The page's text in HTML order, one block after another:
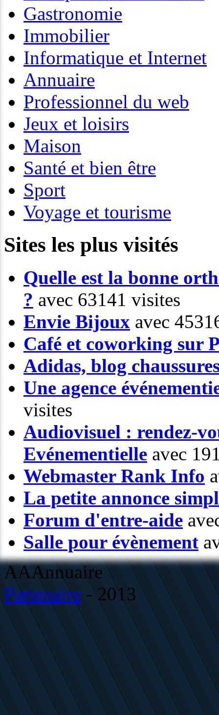
Gastronomie
Immobilier
Informatique et Internet
Annuaire
Professionnel du web
Jeux et loisirs
Maison
Santé et bien être
Sport
Voyage et tourisme
Sites les plus visités
Quelle est la bonne
? avec 63141 visites
Envie Bijoux avec
Café et coworking sur
Adidas, blog
Une agence
visites
Audiovisuel : rendez-
Evénementielle avec
Webmaster Rank Info
La petite annonce
Forum d'entre-aide
Salle pour évènement
AAAnnuaire
Partenaire - 2013